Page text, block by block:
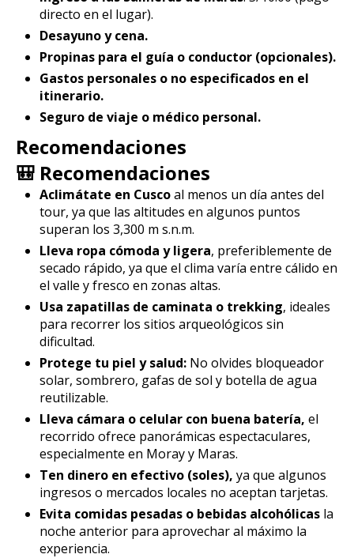
directo en el lugar).
Desayuno y cena.
Propinas para el guía o conductor (opcionales).
Gastos personales o no especificados en el
itinerario.
Seguro de viaje o médico personal.
Recomendaciones
🎒 Recomendaciones
Aclimátate en Cuscoal menos un día antes del
tour, ya que las altitudes en algunos puntos
superan los 3,300 m s.n.m.
Lleva ropa cómoda y ligera, preferiblemente de
secado rápido, ya que el clima varía entre cálido en
el valle y fresco en zonas altas.
Usa zapatillas de caminata o trekking, ideales
para recorrer los sitios arqueológicos sin
dificultad.
Protege tu piel y salud: No olvides bloqueador
solar, sombrero, gafas de sol y botella de agua
reutilizable.
Lleva cámara o celular con buena batería, el
recorrido ofrece panorámicas espectaculares,
especialmente en Moray y Maras.
Ten dinero en efectivo (soles), ya que algunos
ingresos o mercados locales no aceptan tarjetas.
Evita comidas pesadas o bebidas alcohólicas la
noche anterior para aprovechar al máximo la
experiencia.